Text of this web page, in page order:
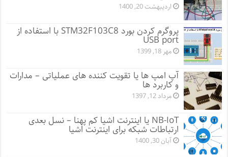
اردیبهشت 20, 1400
پروگرم کردن بورد STM32F103C8 با استفاده از
USB port
مهر 18, 1399
آپ امپ ها یا تقویت کننده های عملیاتی – مدارات
و کاربرد ها
مرداد 12, 1397
NB-IoT یا اینترنت اشیا کم پهنا – نسل بعدی
ارتباطات شبکه برای اینترنت اشیا
آبان 30, 1400